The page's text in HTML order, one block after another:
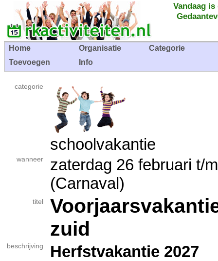
Vandaag
Home Organisatie
Categorie
Toevoegen
Info
categorie
schoolvakantie
wanneer
zaterdag 26 februari
(Carnaval)
titel
zuid
beschrijving
Herfstvakantie 2027